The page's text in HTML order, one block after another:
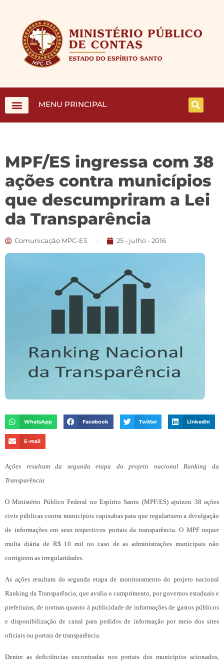
MENU PRINCIPAL
MPF/ES ingressa com 38
ações contra municípios
que descumpriram a Lei
da Transparência
Comunicação MPC-ES 25 - julho - 2016
WhatsApp Facebook Twitter LinkedIn
E-mail
Ações resultam da segunda etapa do projeto nacional Ranking da
Transparência
O Ministério Público Federal no Espírito Santo (MPF/ES) ajuizou 38 ações
civis públicas contra municípios capixabas para que regularizem a divulgação
de informações em seus respectivos portais da transparência. O MPF requer
multa diária de R$ 10 mil no caso de as administrações municipais não
corrigirem as irregularidades.
As ações resultam da segunda etapa de monitoramento do projeto nacional
Ranking da Transparência, que avalia o cumprimento, por governos estaduais e
prefeituras, de normas quanto à publicidade de informações de gastos públicos
e disponibilização de canal para pedidos de informação por meio dos sites
oficiais ou portais de transparência.
Dentre as deficiências encontradas nos portais dos municípios acionados,